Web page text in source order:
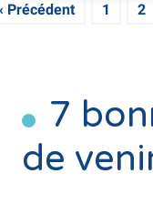
Précédent 1 2
7
de